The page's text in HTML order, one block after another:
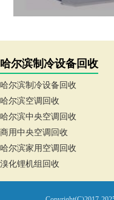
哈尔滨制冷设备回收
哈尔滨制冷设备回收
哈尔滨空调回收
哈尔滨中央空调回收
商用中央空调回收
哈尔滨家用空调回收
溴化锂机组回收